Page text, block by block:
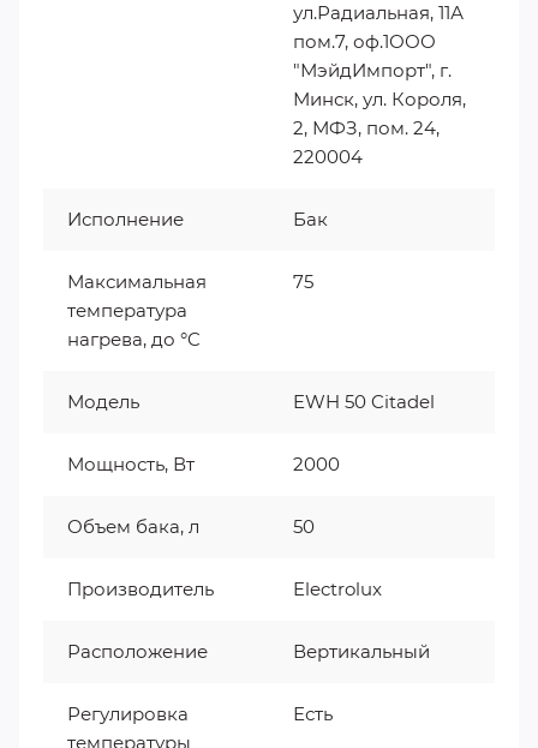
ул.Радиальная, 11А
пом.7, оф.1ООО
"МэйдИмпорт", г.
Минск, ул. Короля,
2, МФЗ, пом. 24,
220004
Исполнение Бак
Максимальная
температура
нагрева, до °C
75
Модель EWH 50 Citadel
Мощность, Вт 2000
Объем бака, л 50
Производитель Electrolux
Расположение Вертикальный
Регулировка
температуры
Есть